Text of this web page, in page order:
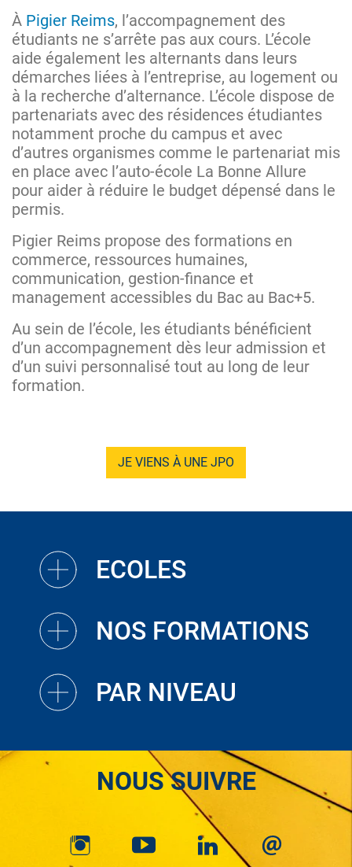
À Pigier Reims, l’accompagnement des
étudiants ne s’arrête pas aux cours. L’école
aide également les alternants dans leurs
démarches liées à l’entreprise, au logement ou
à la recherche d’alternance. L’école dispose de
partenariats avec des résidences étudiantes
notamment proche du campus et avec
d’autres organismes comme le partenariat mis
en place avec l’auto-école La Bonne Allure
pour aider à réduire le budget dépensé dans le
permis.
Pigier Reims propose des formations en
commerce, ressources humaines,
communication, gestion-finance et
management accessibles du Bac au Bac+5.
Au sein de l’école, les étudiants bénéficient
d’un accompagnement dès leur admission et
d’un suivi personnalisé tout au long de leur
formation.
JE VIENS À UNE JPO
ECOLES
NOS FORMATIONS
PAR NIVEAU
NOUS SUIVRE